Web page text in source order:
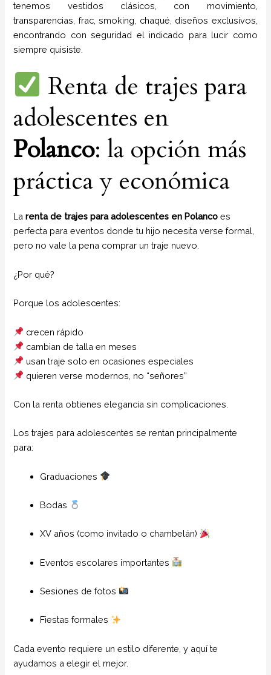
tenemos vestidos clásicos, con movimiento,
transparencias, frac, smoking, chaqué, diseños exclusivos,
encontrando con seguridad el indicado para lucir como
siempre quisiste.
Renta de trajes para
adolescentes en
Polanco: la opción más
práctica y económica
Larenta de trajes para adolescentes en Polancoes
perfecta para eventos donde tu hijo necesita verse formal,
pero no vale la pena comprar un traje nuevo.
¿Por qué?
Porque los adolescentes:
crecen rápido
cambian de talla en meses
usan traje solo en ocasiones especiales
quieren verse modernos, no “señores”
Con la renta obtienes elegancia sin complicaciones.
Los trajes para adolescentes se rentan principalmente
para:
Graduaciones
Bodas
XV años (como invitado o chambelán)
Eventos escolares importantes
Sesiones de fotos
Fiestas formales
Cada evento requiere un estilo diferente, y aquí te
ayudamos a elegir el mejor.